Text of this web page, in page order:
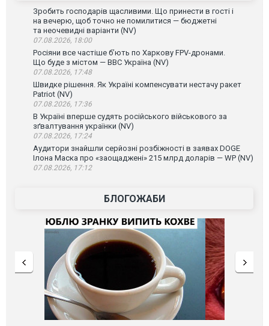
Зробить господарів щасливими. Що принести в гості і
на вечерю, щоб точно не помилитися — бюджетні
та неочевидні варіанти (NV)
07.08.2026, 18:00
Росіяни все частіше бʼють по Харкову FPV-дронами.
Що буде з містом — ВВС Україна (NV)
07.08.2026, 17:48
Швидке рішення. Як Україні компенсувати нестачу ракет
Patriot (NV)
07.08.2026, 17:36
В Україні вперше судять російського військового за
зґвалтування українки (NV)
07.08.2026, 17:24
Аудитори знайшли серйозні розбіжності в заявах DOGE
Ілона Маска про «заощаджені» 215 млрд доларів — WP (NV)
07.08.2026, 17:12
БЛОГОЖАБИ